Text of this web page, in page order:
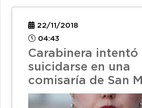
22/11/2018
04:43
Carabinera intentó
suicidarse en una
comisaría de San